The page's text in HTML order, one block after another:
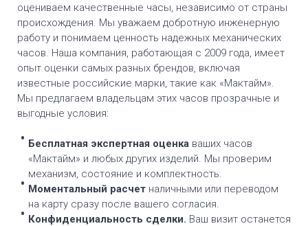
оцениваем качественные часы, независимо от страны
происхождения. Мы уважаем добротную инженерную
работу и понимаем ценность надежных механических
часов. Наша компания, работающая с 2009 года, имеет
опыт оценки самых разных брендов, включая
известные российские марки, такие как «Мактайм».
Мы предлагаем владельцам этих часов прозрачные и
выгодные условия:
Бесплатная экспертная оценка ваших часов
«Мактайм» и любых других изделий. Мы проверим
механизм, состояние и комплектность.
Моментальный расчет наличными или переводом
на карту сразу после вашего согласия.
Конфиденциальность сделки. Ваш визит останется